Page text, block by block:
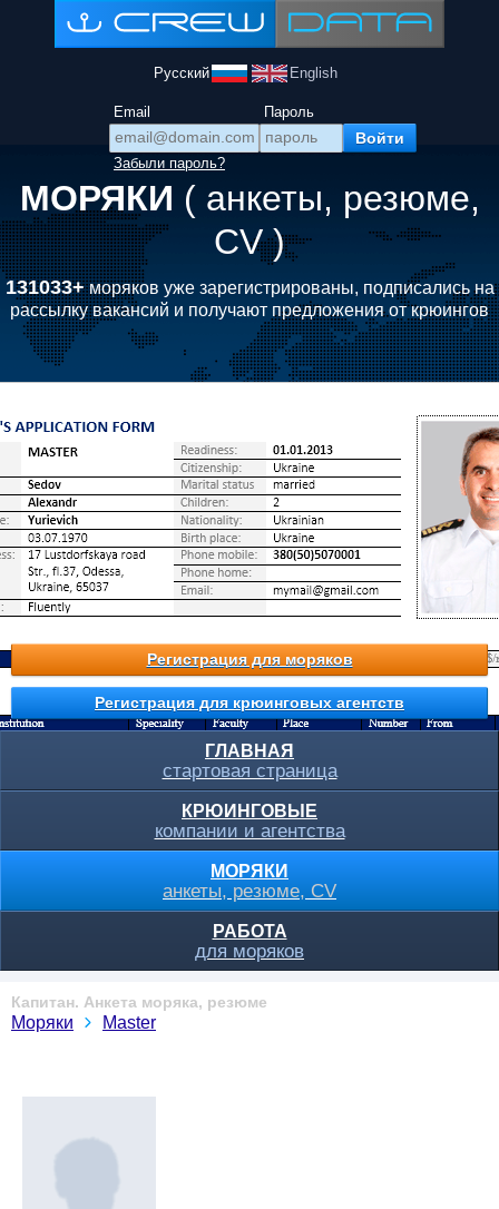
Русский English
Email Пароль
Забыли пароль?
МОРЯКИ ( анкеты, резюме,
CV )
131033+моряков уже зарегистрированы, подписались на
рассылку вакансий и получают предложения от крюингов
Регистрация для моряков
Регистрация для крюинговых агентств
ГЛАВНАЯ
стартовая страница
КРЮИНГОВЫЕ
компании и агентства
МОРЯКИ
анкеты, резюме, CV
РАБОТА
для моряков
Капитан. Анкета моряка, резюме
Моряки Master